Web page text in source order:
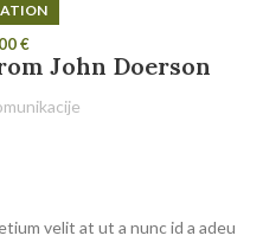
€
John Doerson
velit at ut a nunc id a adeu